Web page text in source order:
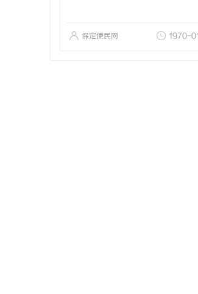
保定便民网 1970-